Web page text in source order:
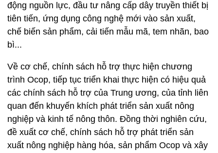
động nguồn lực, đầu tư nâng cấp dây truyền thiết bị
tiên tiến, ứng dụng công nghệ mới vào sản xuất,
chế biến sản phẩm, cải tiến mẫu mã, tem nhãn, bao
bì...
Về cơ chế, chính sách hỗ trợ thực hiện chương
trình Ocop, tiếp tục triển khai thực hiện có hiệu quả
các chính sách hỗ trợ của Trung ương, của tỉnh liên
quan đến khuyến khích phát triển sản xuất nông
nghiệp và kinh tế nông thôn. Đồng thời nghiên cứu,
đề xuất cơ chế, chính sách hỗ trợ phát triển sản
xuất nông nghiệp hàng hóa, sản phẩm Ocop và xây